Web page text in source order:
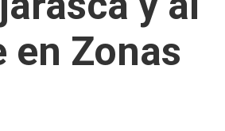
en Zonas